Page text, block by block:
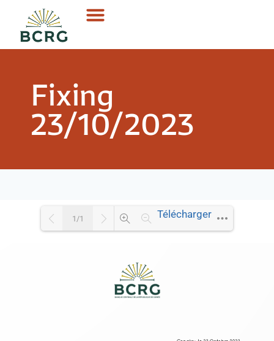
Fixing
23/10/2023
1/1 Télécharger